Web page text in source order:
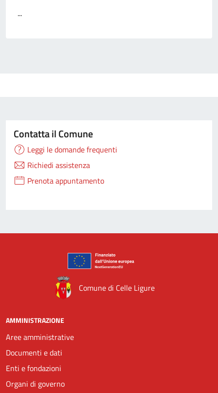
...
Contatta il Comune
Leggi le domande frequenti
Richiedi assistenza
Prenota appuntamento
Comune di Celle Ligure
AMMINISTRAZIONE
Aree amministrative
Documenti e dati
Enti e fondazioni
Organi di governo